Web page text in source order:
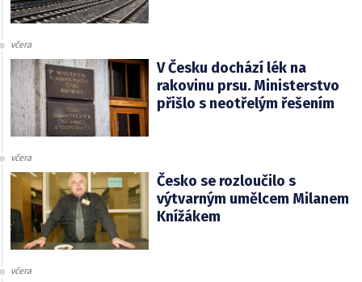
včera
V Česku dochází lék na
rakovinu prsu. Ministerstvo
přišlo s neotřelým řešením
včera
Česko se rozloučilo s
výtvarným umělcem Milanem
Knížákem
včera